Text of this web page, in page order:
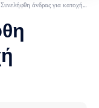
άνδρας για κατοχή ναρκωτικών